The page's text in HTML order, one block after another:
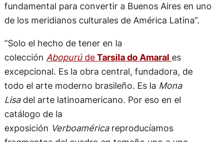
fundamental para convertir a Buenos Aires en uno
de los meridianos culturales de América Latina”.
“Solo el hecho de tener en la
colección Abopurú deTarsila do Amaral es
excepcional. Es la obra central, fundadora, de
todo el arte moderno brasileño. Es la Mona
Lisa del arte latinoamericano. Por eso en el
catálogo de la
exposición Verboamérica reproducíamos